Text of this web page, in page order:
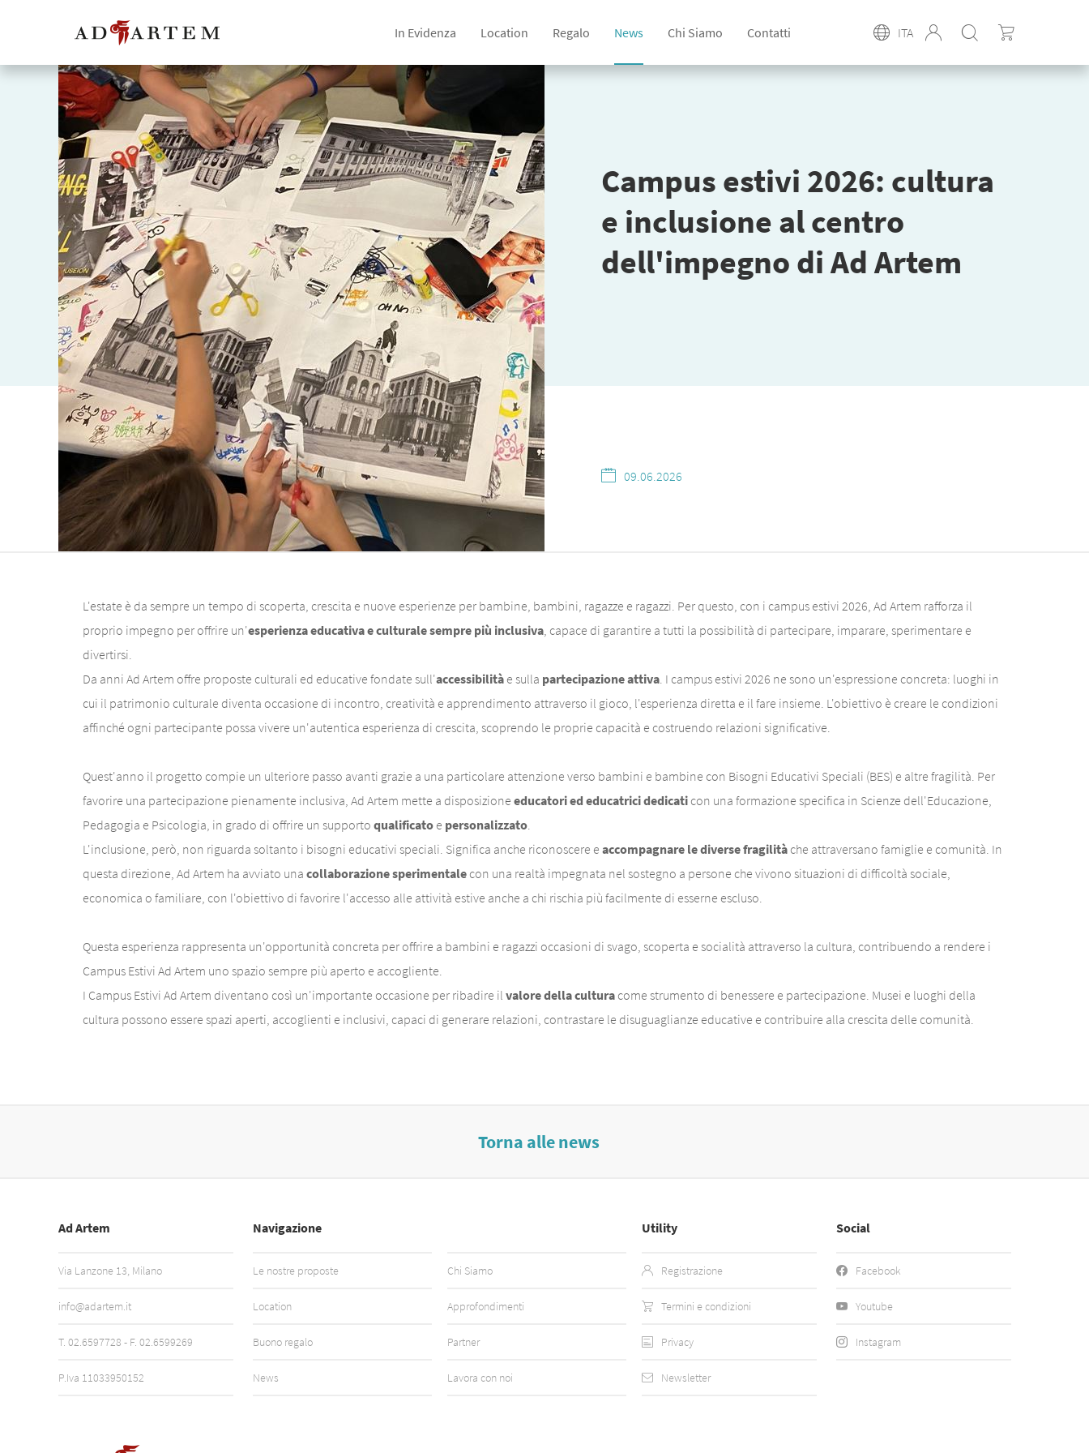
In Evidenza Location Regalo News Chi Siamo Contatti ITA
Campus estivi 2026: cultura
e inclusione al centro
dell'impegno di Ad Artem
09.06.2026
L'estate è da sempre un tempo di scoperta, crescita e nuove esperienze per bambine, bambini, ragazze e ragazzi. Per questo, con i campus estivi 2026, Ad Artem rafforza il
proprio impegno per offrire un'esperienza educativa e culturale sempre più inclusiva, capace di garantire a tutti la possibilità di partecipare, imparare, sperimentare e
divertirsi.
Da anni Ad Artem offre proposte culturali ed educative fondate sull'accessibilità e sulla partecipazione attiva. I campus estivi 2026 ne sono un'espressione concreta: luoghi in
cui il patrimonio culturale diventa occasione di incontro, creatività e apprendimento attraverso il gioco, l'esperienza diretta e il fare insieme. L'obiettivo è creare le condizioni
affinché ogni partecipante possa vivere un'autentica esperienza di crescita, scoprendo le proprie capacità e costruendo relazioni significative.
Quest'anno il progetto compie un ulteriore passo avanti grazie a una particolare attenzione verso bambini e bambine con Bisogni Educativi Speciali (BES) e altre fragilità. Per
favorire una partecipazione pienamente inclusiva, Ad Artem mette a disposizione educatori ed educatrici dedicati con una formazione specifica in Scienze dell'Educazione,
Pedagogia e Psicologia, in grado di offrire un supporto qualificato e personalizzato.
L'inclusione, però, non riguarda soltanto i bisogni educativi speciali. Significa anche riconoscere e accompagnare le diverse fragilità che attraversano famiglie e comunità. In
questa direzione, Ad Artem ha avviato una collaborazione sperimentale con una realtà impegnata nel sostegno a persone che vivono situazioni di difficoltà sociale,
economica o familiare, con l'obiettivo di favorire l'accesso alle attività estive anche a chi rischia più facilmente di esserne escluso.
Questa esperienza rappresenta un'opportunità concreta per offrire a bambini e ragazzi occasioni di svago, scoperta e socialità attraverso la cultura, contribuendo a rendere i
Campus Estivi Ad Artem uno spazio sempre più aperto e accogliente.
I Campus Estivi Ad Artem diventano così un'importante occasione per ribadire il valore della cultura come strumento di benessere e partecipazione. Musei e luoghi della
cultura possono essere spazi aperti, accoglienti e inclusivi, capaci di generare relazioni, contrastare le disuguaglianze educative e contribuire alla crescita delle comunità.
Torna alle news
Ad Artem
Via Lanzone 13, Milano
info@adartem.it
T. 02.6597728 - F. 02.6599269
P.Iva 11033950152
Navigazione
Le nostre proposte
Location
Buono regalo
News
Chi Siamo
Approfondimenti
Partner
Lavora con noi
Utility
Registrazione
Termini e condizioni
Privacy
Newsletter
Social
Facebook
Youtube
Instagram